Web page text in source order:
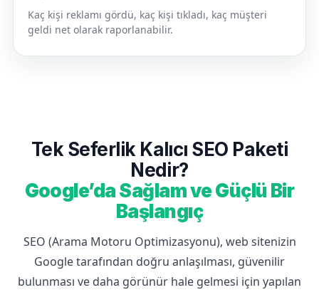
Kaç kişi reklamı gördü, kaç kişi tıkladı, kaç müşteri
geldi net olarak raporlanabilir.
Tek Seferlik Kalıcı SEO Paketi
Nedir?
Google’da Sağlam ve Güçlü Bir
Başlangıç
SEO (Arama Motoru Optimizasyonu), web sitenizin
Google tarafından doğru anlaşılması, güvenilir
bulunması ve daha görünür hale gelmesi için yapılan